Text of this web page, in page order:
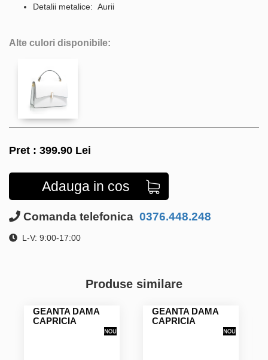
Detalii metalice: Aurii
Alte culori disponibile:
Pret : 399.90 Lei
Adauga in cos
Comanda telefonica 0376.448.248
L-V: 9:00-17:00
Produse similare
GEANTA DAMA
CAPRICIA
GEANTA DAMA
CAPRICIA